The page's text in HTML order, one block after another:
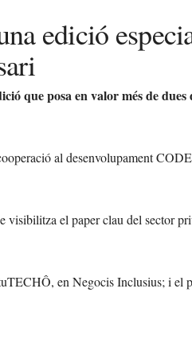
edició
que posa en valor més de dues
al desenvolupament
el paper clau del sector
en Negocis Inclusius; i el